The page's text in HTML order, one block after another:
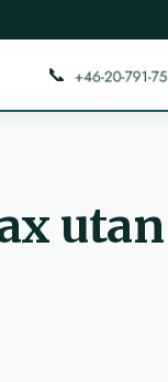
📞